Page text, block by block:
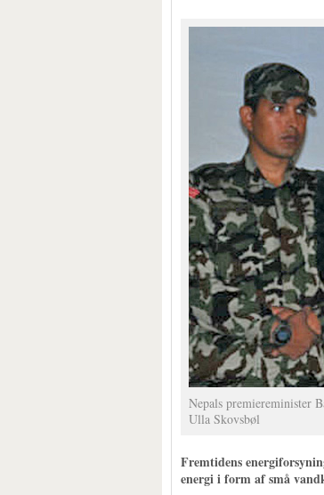
Nepals premiereminister
Ulla Skovsbøl
Fremtidens
energi i form af små